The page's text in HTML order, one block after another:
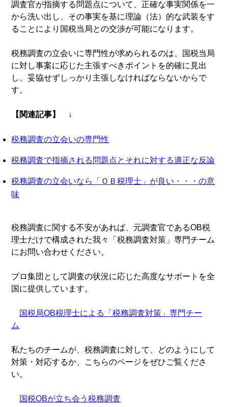
調査官が指摘する問題点について、正確な事実関係を一
から洗い出し、その事実を基に理論（法）的な武装をす
ることにより国税当局との交渉が可能になります。
税務調査の立会いに専門性が求められるのは、国税当局
に対し事案に応じた主張すべきポイントを的確に見出
し、妥協せずしっかり主張しなければならないからで
す。
【関連記事】 ↓
税務調査の立会いの専門性
税務調査で指摘される問題点とそれに対する適正な反論
税務調査の立会いなら「ＯＢ税理士」が良い・・・の意
味
税務調査に関する不安があれば、元調査官であるOB税
理士だけで構成された我々「税務調査対策」専門チーム
にお問い合わせください。
プロ集団として調査の状況に応じた高度なサポートを全
国に提供しています。
国税局OB税理士による「税務調査対策」専門チー
ム
私たちのチームが、税務調査に対して、どのようにして
対策・対応するか、こちらのページをぜひご覧くださ
い。
国税OBが立ち会う税務調査